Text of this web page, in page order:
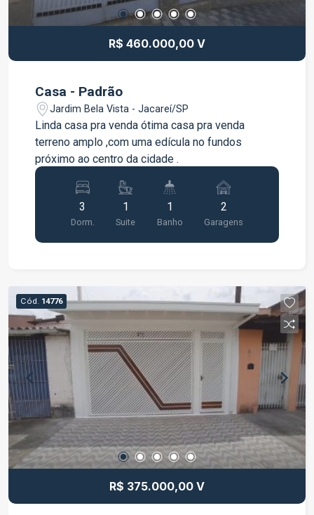
R$ 460.000,00 V
Casa - Padrão
Jardim Bela Vista - Jacareí/SP
Linda casa pra venda ótima casa pra venda
terreno amplo ,com uma edícula no fundos
próximo ao centro da cidade .
3
Dorm.
1
Suite
1
Banho
2
Garagens
Cód. 14776
R$ 375.000,00 V